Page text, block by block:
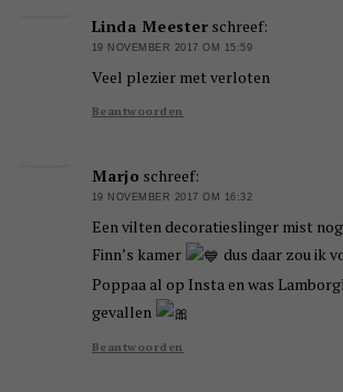
Linda Meester schreef:
19 NOVEMBER 2017 OM 15:59
Veel plezier met verloten
Beantwoorden
Marjo schreef:
19 NOVEMBER 2017 OM 16:32
Een vilten decoratieslinger mist
Finn’s kamer
dus daar zou ik
Poppaa al op Insta en was
gevallen
Beantwoorden